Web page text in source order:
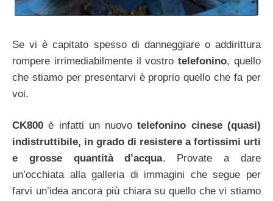
Se vi è capitato spesso di danneggiare o addirittura
rompere irrimediabilmente il vostrotelefonino, quello
che stiamo per presentarvi è proprio quello che fa per
voi.
CK800 è infatti un nuovotelefonino cinese (quasi)
indistruttibile, in grado di resistere a fortissimi urti
e grosse quantità d’acqua. Provate a dare
un’occhiata alla galleria di immagini che segue per
farvi un’idea ancora più chiara su quello che vi stiamo